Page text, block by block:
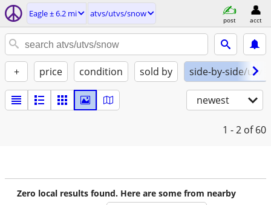
Eagle ± 6.2 mi atvs/utvs/snow
post acct
+ price condition sold by side-by-side/utv
newest
1 - 2 of 60
Zero local results found. Here are some from nearby